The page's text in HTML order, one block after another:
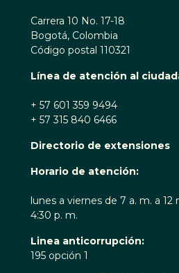
Carrera 10 No. 17-18
Bogotá, Colombia
Código postal 110321
Línea de atención al
+ 57 601 359 9494
+ 57 315 840 6466
Directorio de extensiones
Horario de atención:
lunes a viernes de 7 a. m. a 12
4:30 p. m.
Linea anticorrupción:
195 opción 1